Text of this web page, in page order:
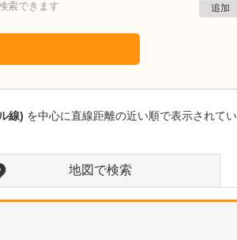
索できます 追加
線) を中心に直線距離の近い順で表示されてい
地図で検索
大阪府大阪市住吉区
かわらだ心臓足血管クリニック
貴院の特徴を教えてください。
心臓病や血管病の方は足
に問題を抱えやすく、足
病の方は心臓病や血管病